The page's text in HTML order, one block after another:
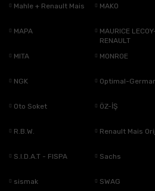
Mahle + Renault Mais MAKO
MAPA
MAURICE
RENAULT
MITA MONROE
NGK Optimal-
Oto Soket ÖZ-İŞ
R.B.W. Renault Mais
S.I.D.A.T - FISPA Sachs
sismak SWAG